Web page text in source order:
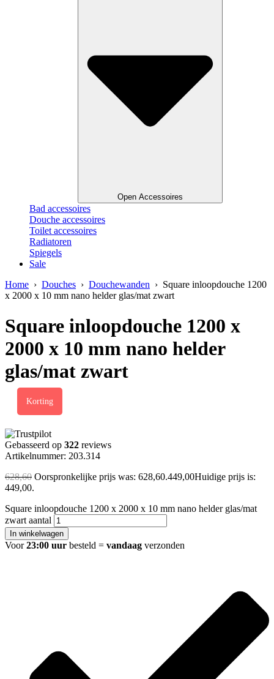
Open Accessoires
Bad accessoires
Douche accessoires
Toilet accessoires
Radiatoren
Spiegels
Sale
Home › Douches › Douchewanden › Square inloopdouche 1200
x 2000 x 10 mm nano helder glas/mat zwart
Square inloopdouche 1200 x
2000 x 10 mm nano helder
glas/mat zwart
Korting
Gebasseerd op 322 reviews
Artikelnummer: 203.314
628,60 Oorspronkelijke prijs was: 628,60.449,00Huidige prijs is:
449,00.
Square inloopdouche 1200 x 2000 x 10 mm nano helder glas/mat
zwart aantal
In winkelwagen
Voor23:00 uur besteld = vandaag verzonden